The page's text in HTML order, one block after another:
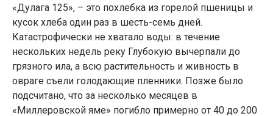
«Дулага 125», – это похлебка из горелой пшеницы и
кусок хлеба один раз в шесть-семь дней.
Катастрофически не хватало воды: в течение
нескольких недель реку Глубокую вычерпали до
грязного ила, а всю растительность и живность в
овраге съели голодающие пленники. Позже было
подсчитано, что за несколько месяцев в
«Миллеровской яме» погибло примерно от 40 до 200